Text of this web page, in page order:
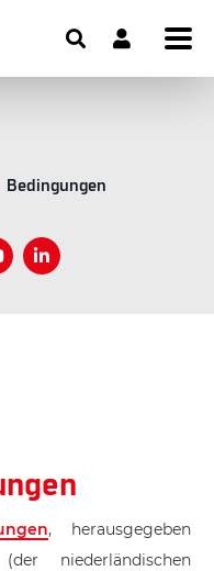
Bedingungen
, herausgegeben
niederländischen